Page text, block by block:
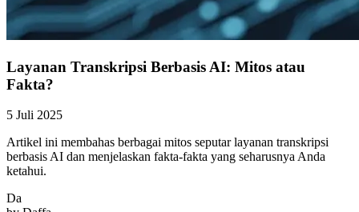
Layanan Transkripsi Berbasis AI: Mitos atau
Fakta?
5 Juli 2025
Artikel ini membahas berbagai mitos seputar layanan transkripsi
berbasis AI dan menjelaskan fakta-fakta yang seharusnya Anda
ketahui.
Da